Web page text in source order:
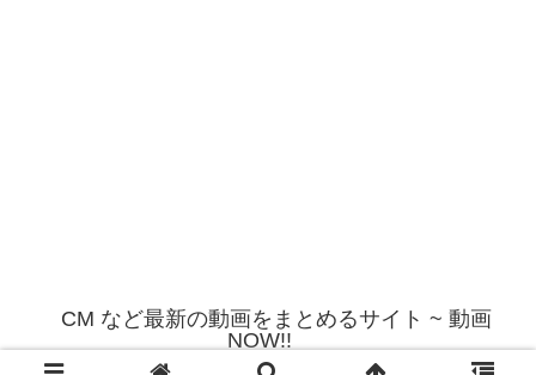
CM など最新の動画をまとめるサイト ~ 動画
NOW!!